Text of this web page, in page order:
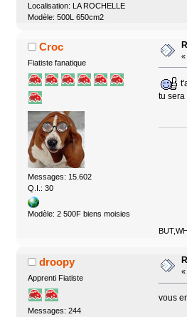
Localisation: LA ROCHELLE
Modèle: 500L 650cm2
Croc
Fiatiste fanatique
Messages: 15.602
Q.I.: 30
Modèle: 2 500F biens moisies
«
tu sera
droopy
Apprenti Fiatiste
Messages: 244
«
vous